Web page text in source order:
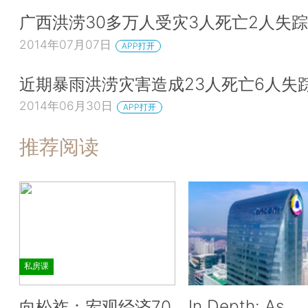
广西洪涝30多万人受灾3人死亡2人失踪
2014年07月07日 APP打开
近期暴雨洪涝灾害造成23人死亡6人失
2014年06月30日 APP打开
推荐阅读
私房课